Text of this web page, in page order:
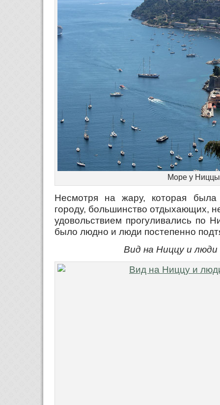
Море у Ниццы
Несмотря на жару, которая
городу, большинство отдыхающих,
удовольствием прогуливались по
было людно и люди постепенно
Вид на Ниццу и люди